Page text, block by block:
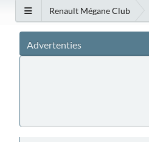
Renault Mégane Club
Advertenties